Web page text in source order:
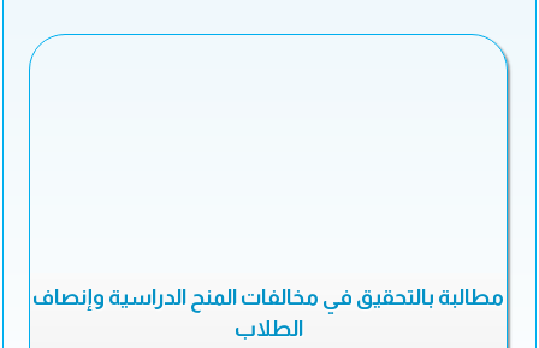
مطالبة بالتحقيق في مخالفات المنح الدراسية وإنصاف
الطلاب